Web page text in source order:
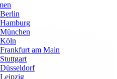
am Main